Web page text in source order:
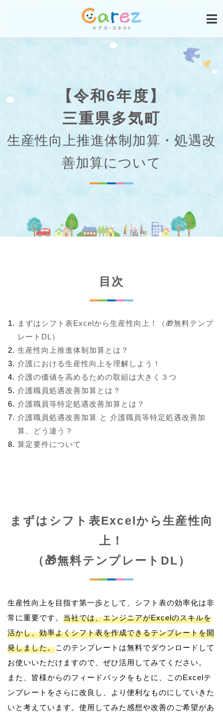
【令和6年度】
三重県多気町
生産性向上推進体制加算・処遇改
善加算について
目次
まずはシフト表Excelから生産性向上！（🎁無料テンプ
レートDL）
生産性向上推進体制加算とは？
介護における生産性向上を理解しよう！
介護の価値を高めるための取組は大きく３つ
介護職員処遇改善加算とは？
介護職員等特定処遇改善加算とは？
介護職員処遇改善加算 と 介護職員等特定処遇改善加
算、どう違う？
算定要件について
まずはシフト表Excelから生産性向
上！
（🎁無料テンプレートDL）
生産性向上を目指す第一歩として、シフト表の効率化は非
常に重要です。 当社では、エンジニアがExcelのスキルを
活かし、効率よくシフト表を作成できるテンプレートを開
発しました。このテンプレートは無料でダウンロードして
お使いいただけますので、ぜひ活用してみてください。
また、皆様からのフィードバックをもとに、このExcelテ
ンプレートをさらに改良し、より便利なものにしていきた
いと考えています。使用してみた感想や改善のご希望があ